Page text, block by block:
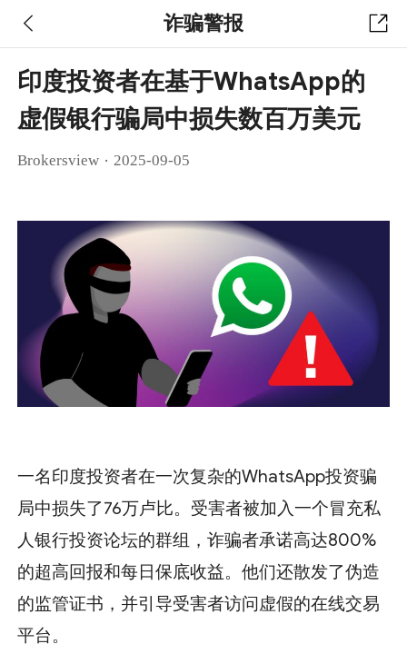
诈骗警报
印度投资者在基于WhatsApp的
虚假银行骗局中损失数百万美元
Brokersview · 2025-09-05
一名印度投资者在一次复杂的WhatsApp投资骗
局中损失了76万卢比。受害者被加入一个冒充私
人银行投资论坛的群组，诈骗者承诺高达800%
的超高回报和每日保底收益。他们还散发了伪造
的监管证书，并引导受害者访问虚假的在线交易
平台。